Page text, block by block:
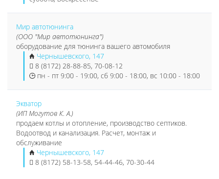
Мир автотюнинга
(ООО "Мир автотюнинга")
оборудование для тюнинга вашего автомобиля
Чернышевского, 147
8 (8172) 28-88-85, 70-08-12
пн - пт 9:00 - 19:00, сб 9:00 - 18:00, вс 10:00 - 18:00
Экватор
(ИП Могутов К. А.)
продаем котлы и отопление, производство септиков.
Водоотвод и канализация. Расчет, монтаж и
обслуживание
Чернышевского, 147
8 (8172) 58-13-58, 54-44-46, 70-30-44